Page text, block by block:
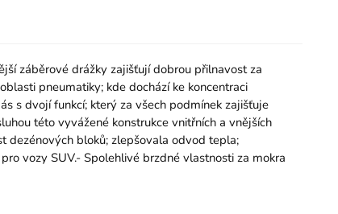
záběrové drážky zajišťují dobrou přilnavost za
pneumatiky; kde dochází ke koncentraci
s dvojí funkcí; který za všech podmínek zajišťuje
této vyvážené konstrukce vnitřních a vnějších
dezénových bloků; zlepšovala odvod tepla;
vozy SUV.- Spolehlivé brzdné vlastnosti za mokra